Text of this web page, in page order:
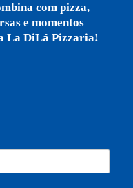
com pizza,
e momentos
La DiLá Pizzaria!